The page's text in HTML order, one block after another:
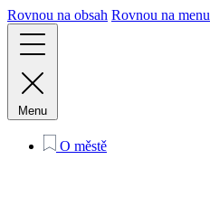
Rovnou na obsah Rovnou na menu
Menu
O městě